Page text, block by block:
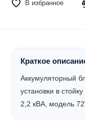
В избранное
Краткое
Аккумуляторный
установки в
2,2 кВА, модель